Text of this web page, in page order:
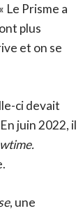
Le Prisme a
plus
et on se
ci devait
juin 2022, il
, une